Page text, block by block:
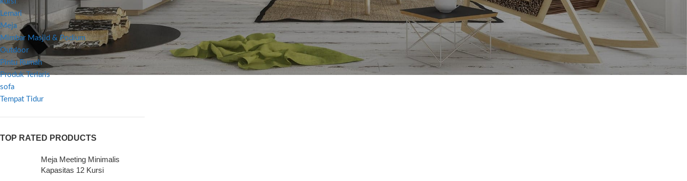
Lemari
Meja
Mimbar Masjid & Podium
Outdoor
Pintu Rumah
Produk Terlaris
sofa
Tempat Tidur
TOP RATED PRODUCTS
Meja Meeting Minimalis
Kapasitas 12 Kursi